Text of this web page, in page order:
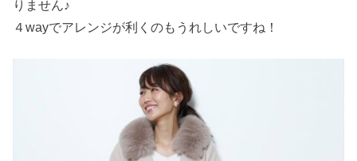
りません♪
４wayでアレンジが利くのもうれしいですね！